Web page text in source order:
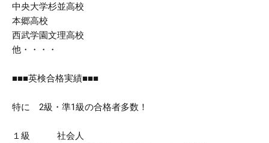
中央大学杉並高校
本郷高校
西武学園文理高校
他・・・・
■■■英検合格実績■■■
特に 2級・準1級の合格者多数！
１級 社会人